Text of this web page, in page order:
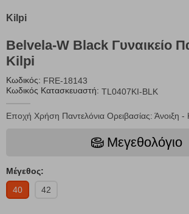
Kilpi
Belvela-W Black Γυναικείο
Kilpi
Κωδικός: FRE-18143
Κωδικός Κατασκευαστή: TL0407KI-BLK
Εποχή Χρήση Παντελόνια Ορειβασίας: Άνοιξη -
Μεγεθολόγιο
Μέγεθος:
40
42